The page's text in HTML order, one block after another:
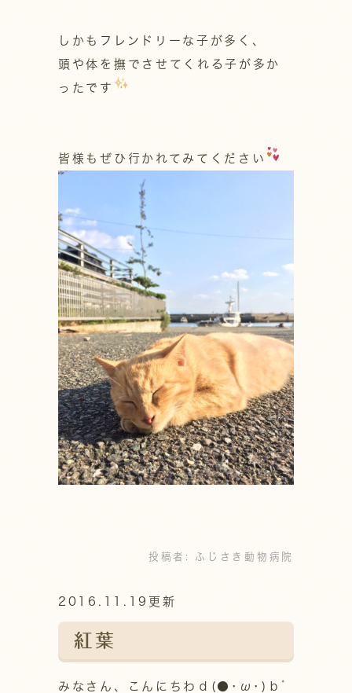
しかもフレンドリーな子が多く、
頭や体を撫でさせてくれる子が多か
ったです
皆様もぜひ行かれてみてください
投稿者: ふじさき動物病院
2016.11.19更新
紅葉
みなさん、こんにちわｄ(●･ω･)ｂﾞ